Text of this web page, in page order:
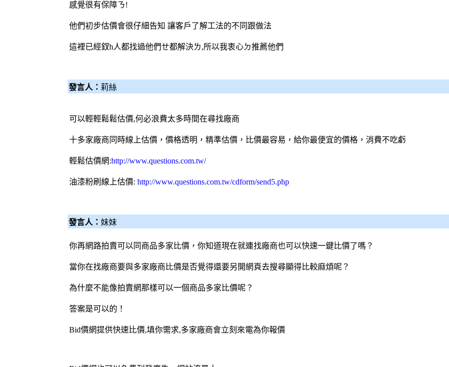
感覺很有保障ㄋ!
他們初步估價會很仔細告知 讓客戶了解工法的不同跟做法
這裡已經釵h人都找過他們ㄝ都解決ㄌ,所以我衷心ㄉ推薦他們
發言人： 莉絲
可以輕輕鬆鬆估價,何必浪費太多時間在尋找廠商
十多家廠商同時線上估價，價格透明，精準估價，比價最容易，給你最便宜的價格，消費不吃虧
輕鬆估價網:http://www.questions.com.tw/
油漆粉刷 線上估價: http://www.questions.com.tw/cdform/send5.php
發言人： 妹妹
你再網路拍賣可以同商品多家比價，你知道現在就連找廠商也可以快速一鍵比價了嗎？
當你在找廠商要與多家廠商比價是否覺得還要另開網頁去搜尋顯得比較麻煩呢？
為什麼不能像拍賣網那樣可以一個商品多家比價呢？
答案是可以的！
Bid價網提供快速比價,填你需求,多家廠商會立刻來電為你報價